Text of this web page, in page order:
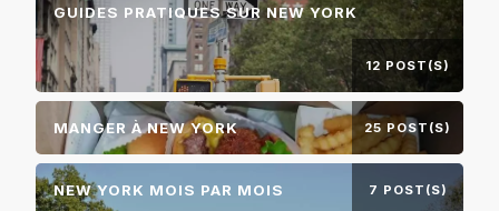
GUIDES PRATIQUES SUR NEW YORK
12 POST(S)
MANGER À NEW YORK 25 POST(S)
NEW YORK MOIS PAR MOIS 7 POST(S)